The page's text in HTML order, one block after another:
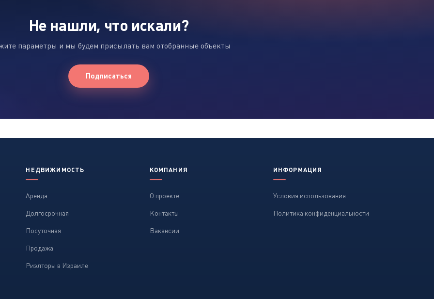
Не нашли, что искали?
параметры и мы будем присылать вам отобранные объекты
Подписаться
НЕДВИЖИМОСТЬ
Аренда
Долгосрочная
Посуточная
Продажа
Риэлторы в Израиле
КОМПАНИЯ
О проекте
Контакты
Вакансии
ИНФОРМАЦИЯ
Условия использования
Политика конфиденциальности